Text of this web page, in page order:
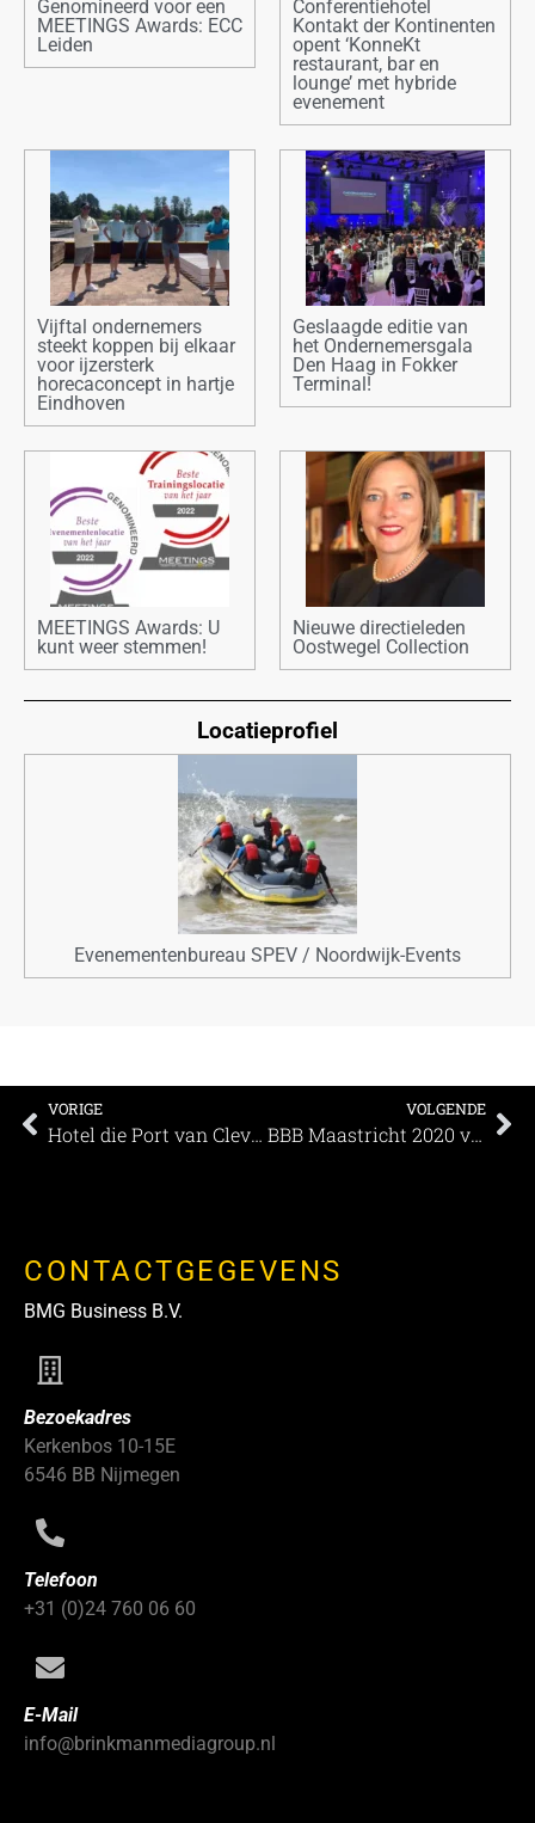
Genomineerd voor een
MEETINGS Awards: ECC
Leiden
Conferentiehotel
Kontakt der Kontinenten
opent ‘KonneKt
restaurant, bar en
lounge’ met hybride
evenement
Vijftal ondernemers
steekt koppen bij elkaar
voor ijzersterk
horecaconcept in hartje
Eindhoven
Geslaagde editie van
het Ondernemersgala
Den Haag in Fokker
Terminal!
MEETINGS Awards: U
kunt weer stemmen!
Nieuwe directieleden
Oostwegel Collection
Locatieprofiel
Evenementenbureau SPEV / Noordwijk-Events
VORIGE
Hotel die Port van Cleve 150 jaar !
VOLGENDE
BBB Maastricht 2020 verplaatst naar oktober 2021
CONTACTGEGEVENS
BMG Business B.V.
Bezoekadres
Kerkenbos 10-15E
6546 BB Nijmegen
Telefoon
+31 (0)24 760 06 60
E-Mail
info@brinkmanmediagroup.nl